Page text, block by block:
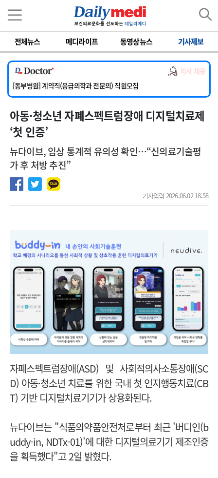
전체뉴스 메디라이프 동영상뉴스 기사제보
의사 채용
[서울아산병원] 2026년 하반기 인턴 모집
[영남대학교의료원] 마취통증의학과 임기제 임상의사 채용
[충남대학교병원] 소아청소년과(소아응급전담) 계약직 의사 공개채용
[동부병원] 계약직(응급의학과 전문의) 직원모집
[이대목동병원] 하반기 전공의(레지던트1년차) 모집
[서울아산병원] 2026년 하반기 인턴 모집
[영남대학교의료원] 마취통증의학과 임기제 임상의사 채용
아동·청소년 자폐스펙트럼장애 디지털치료제
‘첫 인증’
뉴다이브, 임상 통계적 유의성 확인…“신의료기술평
가 후 처방 추진”
기사입력 2026.06.02 18:58
자폐스펙트럼장애(ASD) 및 사회적의사소통장애(SC
D) 아동·청소년 치료를 위한 국내 첫 인지행동치료(CB
T) 기반 디지털치료기기가 상용화된다.
뉴다이브는 "식품의약품안전처로부터 최근 '버디인(b
uddy-in, NDTx-01)'에 대한 디지털의료기기 제조인증
을 획득했다"고 2일 밝혔다.